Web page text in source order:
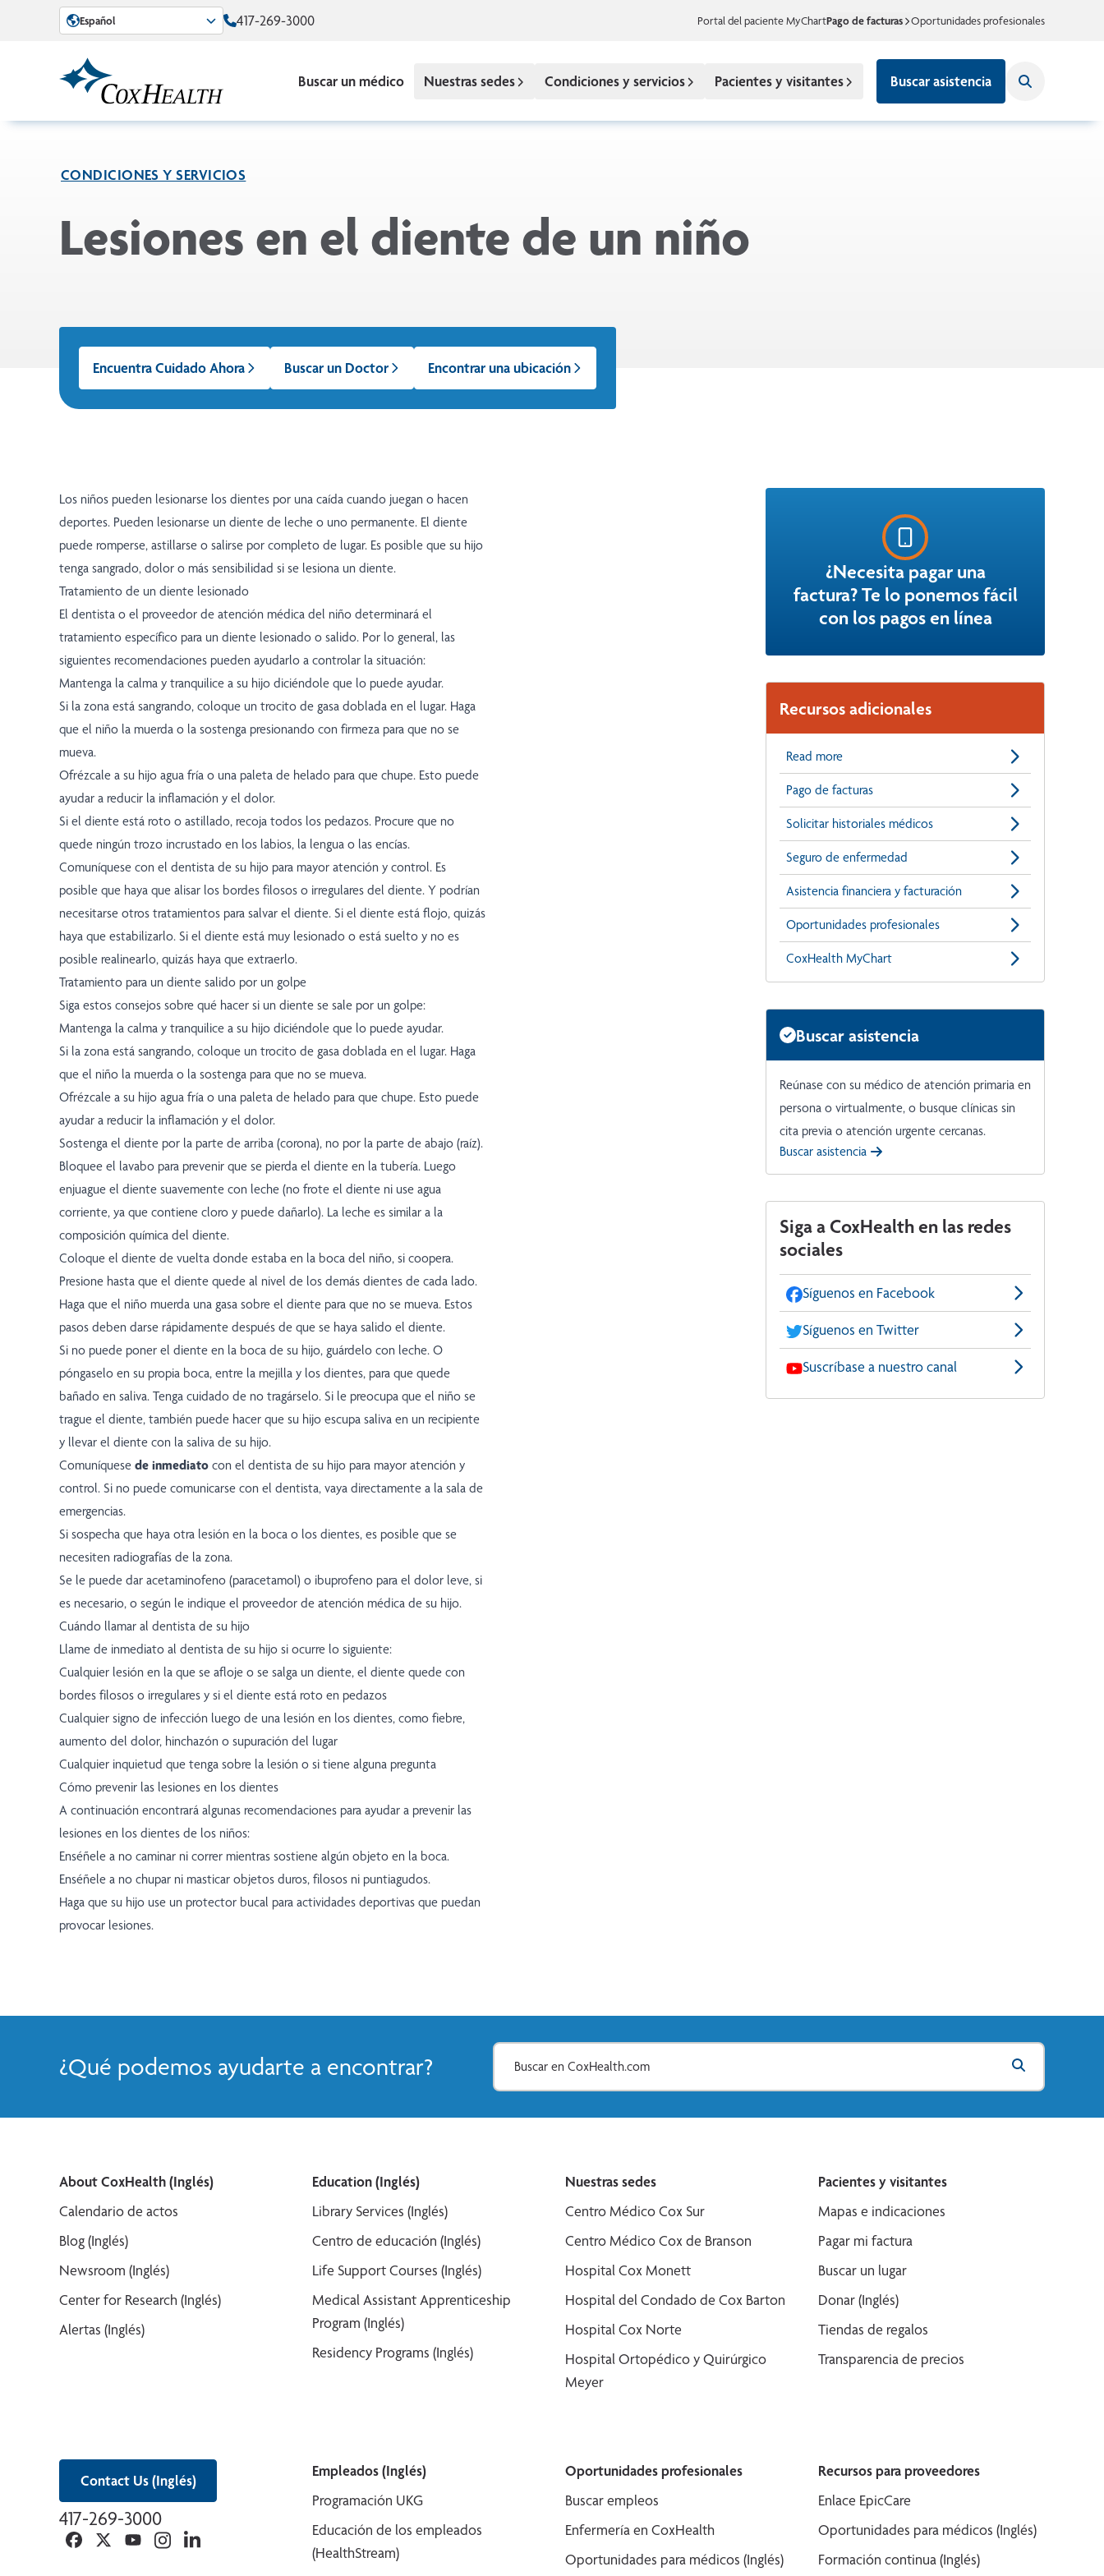
Skip to Main Content
Español 417-269-3000 Portal del paciente MyChartPago de facturas Oportunidades profesionales
Buscar un médico Nuestras sedes Condiciones y servicios Pacientes y visitantes Buscar asistencia
CONDICIONES Y SERVICIOS
Lesiones en el diente de un niño
Encuentra Cuidado Ahora Buscar un Doctor Encontrar una ubicación
Los niños pueden lesionarse los dientes por una caída cuando juegan o hacen
deportes. Pueden lesionarse un diente de leche o uno permanente. El diente
puede romperse, astillarse o salirse por completo de lugar. Es posible que su hijo
tenga sangrado, dolor o más sensibilidad si se lesiona un diente.
Tratamiento de un diente lesionado
El dentista o el proveedor de atención médica del niño determinará el
tratamiento específico para un diente lesionado o salido. Por lo general, las
siguientes recomendaciones pueden ayudarlo a controlar la situación:
Mantenga la calma y tranquilice a su hijo diciéndole que lo puede ayudar.
Si la zona está sangrando, coloque un trocito de gasa doblada en el lugar. Haga
que el niño la muerda o la sostenga presionando con firmeza para que no se
mueva.
Ofrézcale a su hijo agua fría o una paleta de helado para que chupe. Esto puede
ayudar a reducir la inflamación y el dolor.
Si el diente está roto o astillado, recoja todos los pedazos. Procure que no
quede ningún trozo incrustado en los labios, la lengua o las encías.
Comuníquese con el dentista de su hijo para mayor atención y control. Es
posible que haya que alisar los bordes filosos o irregulares del diente. Y podrían
necesitarse otros tratamientos para salvar el diente. Si el diente está flojo, quizás
haya que estabilizarlo. Si el diente está muy lesionado o está suelto y no es
posible realinearlo, quizás haya que extraerlo.
Tratamiento para un diente salido por un golpe
Siga estos consejos sobre qué hacer si un diente se sale por un golpe:
Mantenga la calma y tranquilice a su hijo diciéndole que lo puede ayudar.
Si la zona está sangrando, coloque un trocito de gasa doblada en el lugar. Haga
que el niño la muerda o la sostenga para que no se mueva.
Ofrézcale a su hijo agua fría o una paleta de helado para que chupe. Esto puede
ayudar a reducir la inflamación y el dolor.
Sostenga el diente por la parte de arriba (corona), no por la parte de abajo (raíz).
Bloquee el lavabo para prevenir que se pierda el diente en la tubería. Luego
enjuague el diente suavemente con leche (no frote el diente ni use agua
corriente, ya que contiene cloro y puede dañarlo). La leche es similar a la
composición química del diente.
Coloque el diente de vuelta donde estaba en la boca del niño, si coopera.
Presione hasta que el diente quede al nivel de los demás dientes de cada lado.
Haga que el niño muerda una gasa sobre el diente para que no se mueva. Estos
pasos deben darse rápidamente después de que se haya salido el diente.
Si no puede poner el diente en la boca de su hijo, guárdelo con leche. O
póngaselo en su propia boca, entre la mejilla y los dientes, para que quede
bañado en saliva. Tenga cuidado de no tragárselo. Si le preocupa que el niño se
trague el diente, también puede hacer que su hijo escupa saliva en un recipiente
y llevar el diente con la saliva de su hijo.
Comuníquese de inmediato con el dentista de su hijo para mayor atención y
control. Si no puede comunicarse con el dentista, vaya directamente a la sala de
emergencias.
Si sospecha que haya otra lesión en la boca o los dientes, es posible que se
necesiten radiografías de la zona.
Se le puede dar acetaminofeno (paracetamol) o ibuprofeno para el dolor leve, si
es necesario, o según le indique el proveedor de atención médica de su hijo.
Cuándo llamar al dentista de su hijo
Llame de inmediato al dentista de su hijo si ocurre lo siguiente:
Cualquier lesión en la que se afloje o se salga un diente, el diente quede con
bordes filosos o irregulares y si el diente está roto en pedazos
Cualquier signo de infección luego de una lesión en los dientes, como fiebre,
aumento del dolor, hinchazón o supuración del lugar
Cualquier inquietud que tenga sobre la lesión o si tiene alguna pregunta
Cómo prevenir las lesiones en los dientes
A continuación encontrará algunas recomendaciones para ayudar a prevenir las
lesiones en los dientes de los niños:
Enséñele a no caminar ni correr mientras sostiene algún objeto en la boca.
Enséñele a no chupar ni masticar objetos duros, filosos ni puntiagudos.
Haga que su hijo use un protector bucal para actividades deportivas que puedan
provocar lesiones.
¿Necesita pagar una
factura? Te lo ponemos fácil
con los pagos en línea
Recursos adicionales
Read more
Pago de facturas
Solicitar historiales médicos
Seguro de enfermedad
Asistencia financiera y facturación
Oportunidades profesionales
CoxHealth MyChart
Buscar asistencia
Reúnase con su médico de atención primaria en
persona o virtualmente, o busque clínicas sin
cita previa o atención urgente cercanas.
Buscar asistencia
Siga a CoxHealth en las redes
sociales
Síguenos en Facebook
Síguenos en Twitter
Suscríbase a nuestro canal
¿Qué podemos ayudarte a encontrar?
Contact Us (Inglés)
417-269-3000
Facebook
TwitterYouTubeInstagramLinkedin
About CoxHealth (Inglés)
Calendario de actos
Blog (Inglés)
Newsroom (Inglés)
Center for Research (Inglés)
Alertas (Inglés)
Education (Inglés)
Library Services (Inglés)
Centro de educación (Inglés)
Life Support Courses (Inglés)
Medical Assistant Apprenticeship
Program (Inglés)
Residency Programs (Inglés)
Nuestras sedes
Centro Médico Cox Sur
Centro Médico Cox de Branson
Hospital Cox Monett
Hospital del Condado de Cox Barton
Hospital Cox Norte
Hospital Ortopédico y Quirúrgico
Meyer
Pacientes y visitantes
Mapas e indicaciones
Pagar mi factura
Buscar un lugar
Donar (Inglés)
Tiendas de regalos
Transparencia de precios
Empleados (Inglés)
Programación UKG
Educación de los empleados
(HealthStream)
Oportunidades profesionales
Buscar empleos
Enfermería en CoxHealth
Oportunidades para médicos (Inglés)
Recursos para proveedores
Enlace EpicCare
Oportunidades para médicos (Inglés)
Formación continua (Inglés)